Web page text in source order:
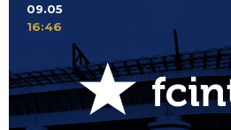
09.05
16:46